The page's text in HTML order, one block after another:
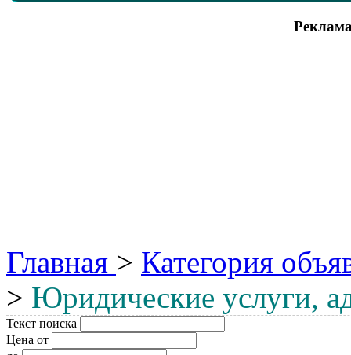
Главная > Категория
> Юридические услуги,
Текст поиска
Цена от